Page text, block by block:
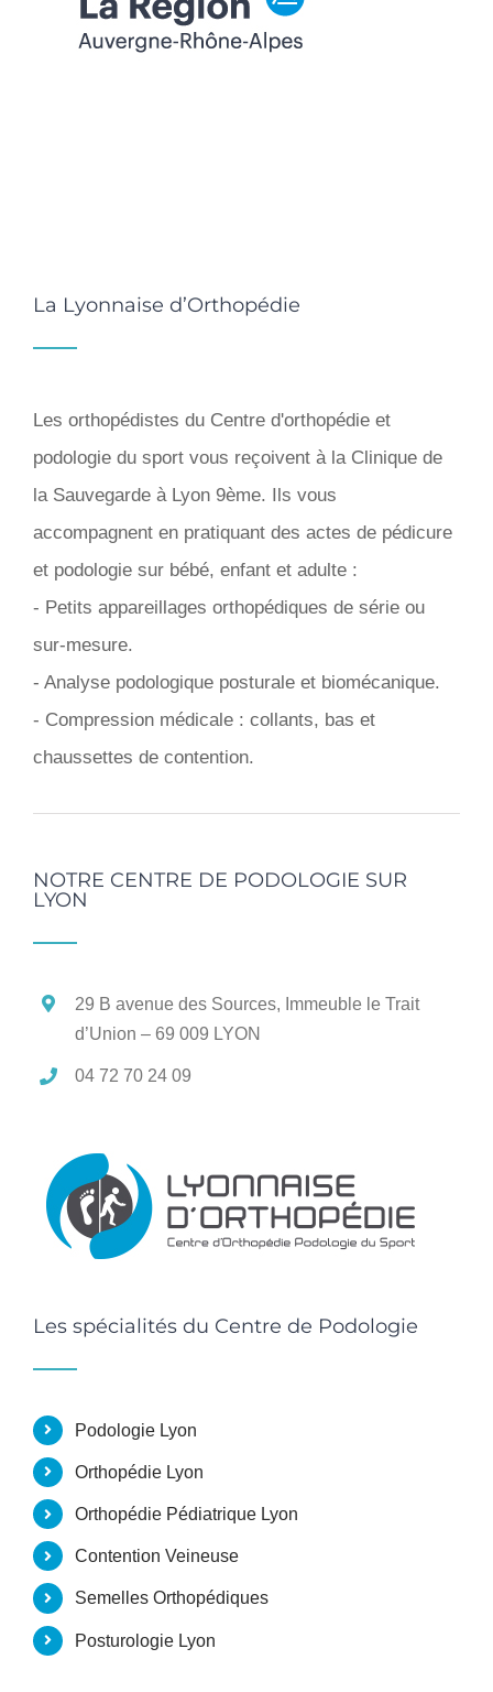
La Lyonnaise d’Orthopédie
Les orthopédistes du Centre d'orthopédie et
podologie du sport vous reçoivent à la Clinique de
la Sauvegarde à Lyon 9ème. Ils vous
accompagnent en pratiquant des actes de pédicure
et podologie sur bébé, enfant et adulte :
- Petits appareillages orthopédiques de série ou
sur-mesure.
- Analyse podologique posturale et biomécanique.
- Compression médicale : collants, bas et
chaussettes de contention.
NOTRE CENTRE DE PODOLOGIE SUR
LYON
29 B avenue des Sources, Immeuble le Trait
d’Union – 69 009 LYON
04 72 70 24 09
Les spécialités du Centre de Podologie
Podologie Lyon
Orthopédie Lyon
Orthopédie Pédiatrique Lyon
Contention Veineuse
Semelles Orthopédiques
Posturologie Lyon